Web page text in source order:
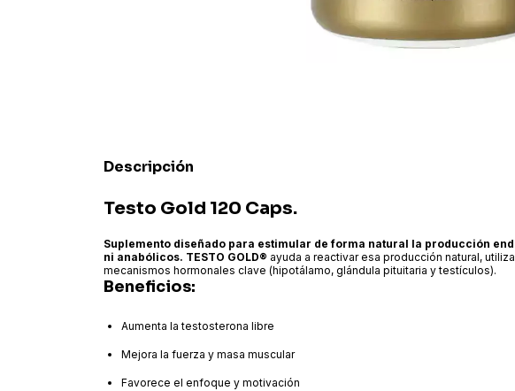
Descripción
Testo Gold 120 Caps.
Suplemento diseñado para estimular de forma natural la producción
ni anabólicos. TESTO GOLD® ayuda a reactivar esa producción natural,
mecanismos hormonales clave (hipotálamo, glándula pituitaria y testículos).
Beneficios:
Aumenta la testosterona libre
Mejora la fuerza y masa muscular
Favorece el enfoque y motivación